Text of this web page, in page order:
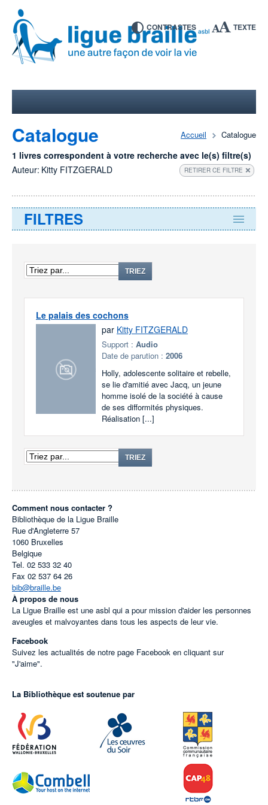
CONTRASTES TEXTE
Accueil Catalogue
Catalogue
1 livres correspondent à votre recherche avec le(s) filtre(s)
Auteur: Kitty FITZGERALD RETIRER CE FILTRE
FILTRES
TRIEZ
Le palais des cochons
par Kitty FITZGERALD
Support : Audio
Date de parution : 2006
Holly, adolescente solitaire et rebelle,
se lie d'amitié avec Jacq, un jeune
homme isolé de la société à cause
de ses difformités physiques.
Réalisation [...]
TRIEZ
Comment nous contacter ?
Bibliothèque de la Ligue Braille
Rue d'Angleterre 57
1060 Bruxelles
Belgique
Tel. 02 533 32 40
Fax 02 537 64 26
bib@braille.be
À propos de nous
La Ligue Braille est une asbl qui a pour mission d'aider les personnes
aveugles et malvoyantes dans tous les aspects de leur vie.
Facebook
Suivez les actualités de notre page Facebook en cliquant sur
"J'aime".
La Bibliothèque est soutenue par